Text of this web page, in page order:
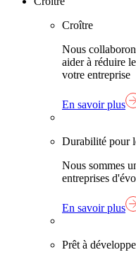
Croître
Nous
aider à réduire
votre entreprise
En savoir plus
Durabilité pour
Nous sommes
entreprises
En savoir plus
Prêt à